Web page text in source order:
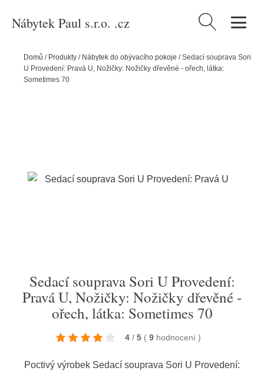
Nábytek Paul s.r.o. .cz Vyhledávání
Domů / Produkty / Nábytek do obývacího pokoje /Sedací souprava Sori
U Provedení: Pravá U, Nožičky: Nožičky dřevěné - ořech, látka:
Sometimes 70
Sedací souprava Sori U Provedení:
Pravá U, Nožičky: Nožičky dřevěné -
ořech, látka: Sometimes 70
4 / 5 ( 9 hodnocení )
Poctivý výrobek Sedací souprava Sori U Provedení: